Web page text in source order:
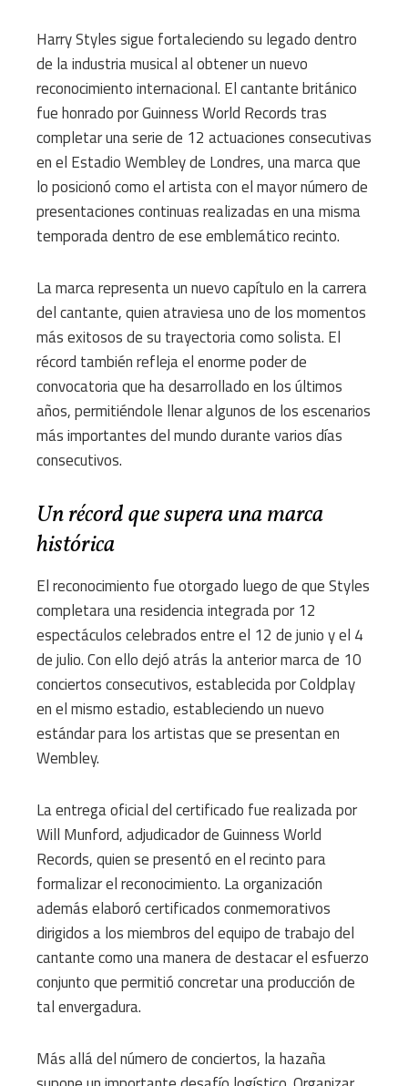
Harry Styles sigue fortaleciendo su legado dentro
de la industria musical al obtener un nuevo
reconocimiento internacional. El cantante británico
fue honrado por Guinness World Records tras
completar una serie de 12 actuaciones consecutivas
en el Estadio Wembley de Londres, una marca que
lo posicionó como el artista con el mayor número de
presentaciones continuas realizadas en una misma
temporada dentro de ese emblemático recinto.
La marca representa un nuevo capítulo en la carrera
del cantante, quien atraviesa uno de los momentos
más exitosos de su trayectoria como solista. El
récord también refleja el enorme poder de
convocatoria que ha desarrollado en los últimos
años, permitiéndole llenar algunos de los escenarios
más importantes del mundo durante varios días
consecutivos.
Un récord que supera una marca
histórica
El reconocimiento fue otorgado luego de que Styles
completara una residencia integrada por 12
espectáculos celebrados entre el 12 de junio y el 4
de julio. Con ello dejó atrás la anterior marca de 10
conciertos consecutivos, establecida por Coldplay
en el mismo estadio, estableciendo un nuevo
estándar para los artistas que se presentan en
Wembley.
La entrega oficial del certificado fue realizada por
Will Munford, adjudicador de Guinness World
Records, quien se presentó en el recinto para
formalizar el reconocimiento. La organización
además elaboró certificados conmemorativos
dirigidos a los miembros del equipo de trabajo del
cantante como una manera de destacar el esfuerzo
conjunto que permitió concretar una producción de
tal envergadura.
Más allá del número de conciertos, la hazaña